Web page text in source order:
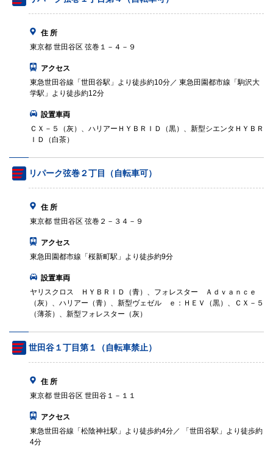
住 所
東京都 世田谷区 弦巻１－４－９
アクセス
東急世田谷線「世田谷駅」より徒歩約10分／ 東急田園都市線「駒沢大
学駅」より徒歩約12分
設置車両
ＣＸ－５（灰）、ハリアーＨＹＢＲＩＤ（黒）、新型シエンタＨＹＢＲ
ＩＤ（白茶）
リパーク弦巻２丁目（自転車可）
住 所
東京都 世田谷区 弦巻２－３４－９
アクセス
東急田園都市線「桜新町駅」より徒歩約9分
設置車両
ヤリスクロス ＨＹＢＲＩＤ（青）、フォレスター Ａｄｖａｎｃｅ
（灰）、ハリアー（青）、新型ヴェゼル ｅ：ＨＥＶ（黒）、ＣＸ－５
（薄茶）、新型フォレスター（灰）
世田谷１丁目第１（自転車禁止）
住 所
東京都 世田谷区 世田谷１－１１
アクセス
東急世田谷線「松陰神社駅」より徒歩約4分／ 「世田谷駅」より徒歩約
4分